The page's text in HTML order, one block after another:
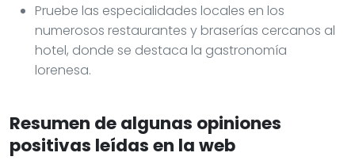
Pruebe las especialidades locales en los
numerosos restaurantes y braserías cercanos al
hotel, donde se destaca la gastronomía
lorenesa.
Resumen de algunas opiniones
positivas leídas en la web